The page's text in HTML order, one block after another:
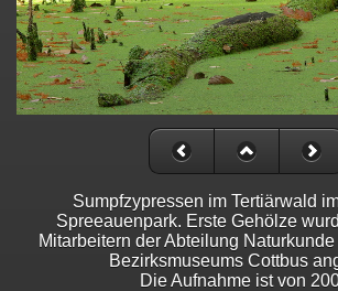
Sumpfzypressen im Tertiärwald
Spreeauenpark. Erste Gehölze
Mitarbeitern der Abteilung
Bezirksmuseums Cottbus
Die Aufnahme ist von